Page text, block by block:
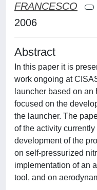
FRANCESCO
2006
Abstract
In this paper it is
work ongoing at
launcher based on
focused on the
the launcher. The
of the activity
development of the
on self-pressurized
implementation of an
tool, and on